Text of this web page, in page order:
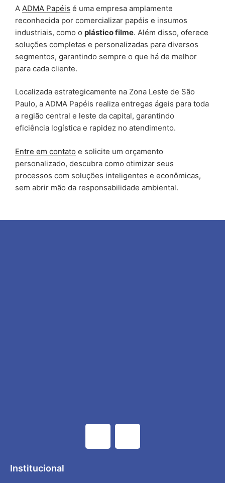
A ADMA Papéis é uma empresa amplamente
reconhecida por comercializar papéis e insumos
industriais, como o plástico filme. Além disso, oferece
soluções completas e personalizadas para diversos
segmentos, garantindo sempre o que há de melhor
para cada cliente.
Localizada estrategicamente na Zona Leste de São
Paulo, a ADMA Papéis realiza entregas ágeis para toda
a região central e leste da capital, garantindo
eficiência logística e rapidez no atendimento.
Entre em contato e solicite um orçamento
personalizado, descubra como otimizar seus
processos com soluções inteligentes e econômicas,
sem abrir mão da responsabilidade ambiental.
Institucional